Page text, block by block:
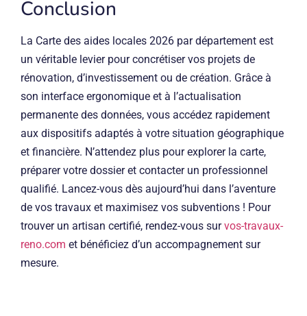
Conclusion
La Carte des aides locales 2026 par département est
un véritable levier pour concrétiser vos projets de
rénovation, d’investissement ou de création. Grâce à
son interface ergonomique et à l’actualisation
permanente des données, vous accédez rapidement
aux dispositifs adaptés à votre situation géographique
et financière. N’attendez plus pour explorer la carte,
préparer votre dossier et contacter un professionnel
qualifié. Lancez-vous dès aujourd’hui dans l’aventure
de vos travaux et maximisez vos subventions ! Pour
trouver un artisan certifié, rendez-vous survos-travaux-
reno.com et bénéficiez d’un accompagnement sur
mesure.